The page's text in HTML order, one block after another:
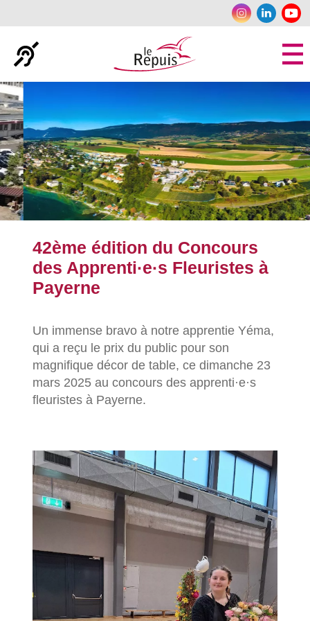
42ème édition du Concours
des Apprenti·e·s Fleuristes à
Payerne
Un immense bravo à notre apprentie Yéma,
qui a reçu le prix du public pour son
magnifique décor de table, ce dimanche 23
mars 2025 au concours des apprenti·e·s
fleuristes à Payerne.